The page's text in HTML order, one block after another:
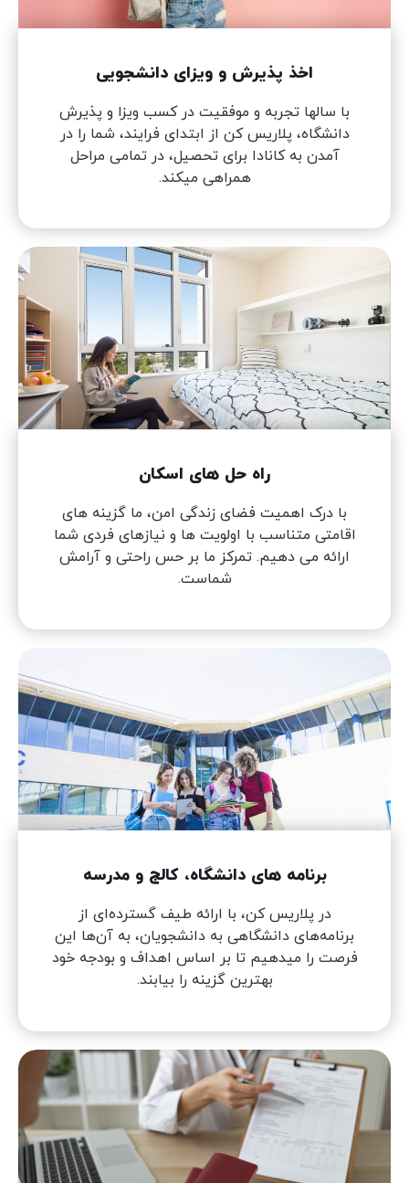
اخذ پذیرش و ویزای دانشجویی
با سالها تجربه و موفقیت در کسب ویزا و پذیرش
دانشگاه، پلاریس کن از ابتدای فرایند، شما را در
آمدن به کانادا برای تحصیل، در تمامی مراحل
همراهی میکند.
راه حل های اسکان
با درک اهمیت فضای زندگی امن، ما گزینه های
اقامتی متناسب با اولویت ها و نیازهای فردی شما
ارائه می دهیم. تمرکز ما بر حس راحتی و آرامش
شماست.
برنامه های دانشگاه، کالج و مدرسه
در پلاریس کن، با ارائه طیف گسترده‌ای از
برنامه‌های دانشگاهی به دانشجویان، به آن‌ها این
فرصت را میدهیم تا بر اساس اهداف و بودجه خود
بهترین گزینه را بیابند.